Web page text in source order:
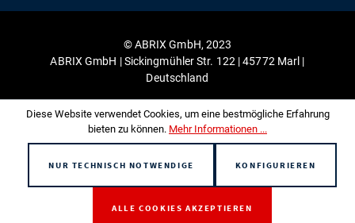
© ABRIX GmbH, 2023
ABRIX GmbH | Sickingmühler Str. 122 | 45772 Marl |
Deutschland
Diese Website verwendet Cookies, um eine bestmögliche Erfahrung
bieten zu können. Mehr Informationen ...
NUR TECHNISCH NOTWENDIGE KONFIGURIEREN
ALLE COOKIES AKZEPTIEREN